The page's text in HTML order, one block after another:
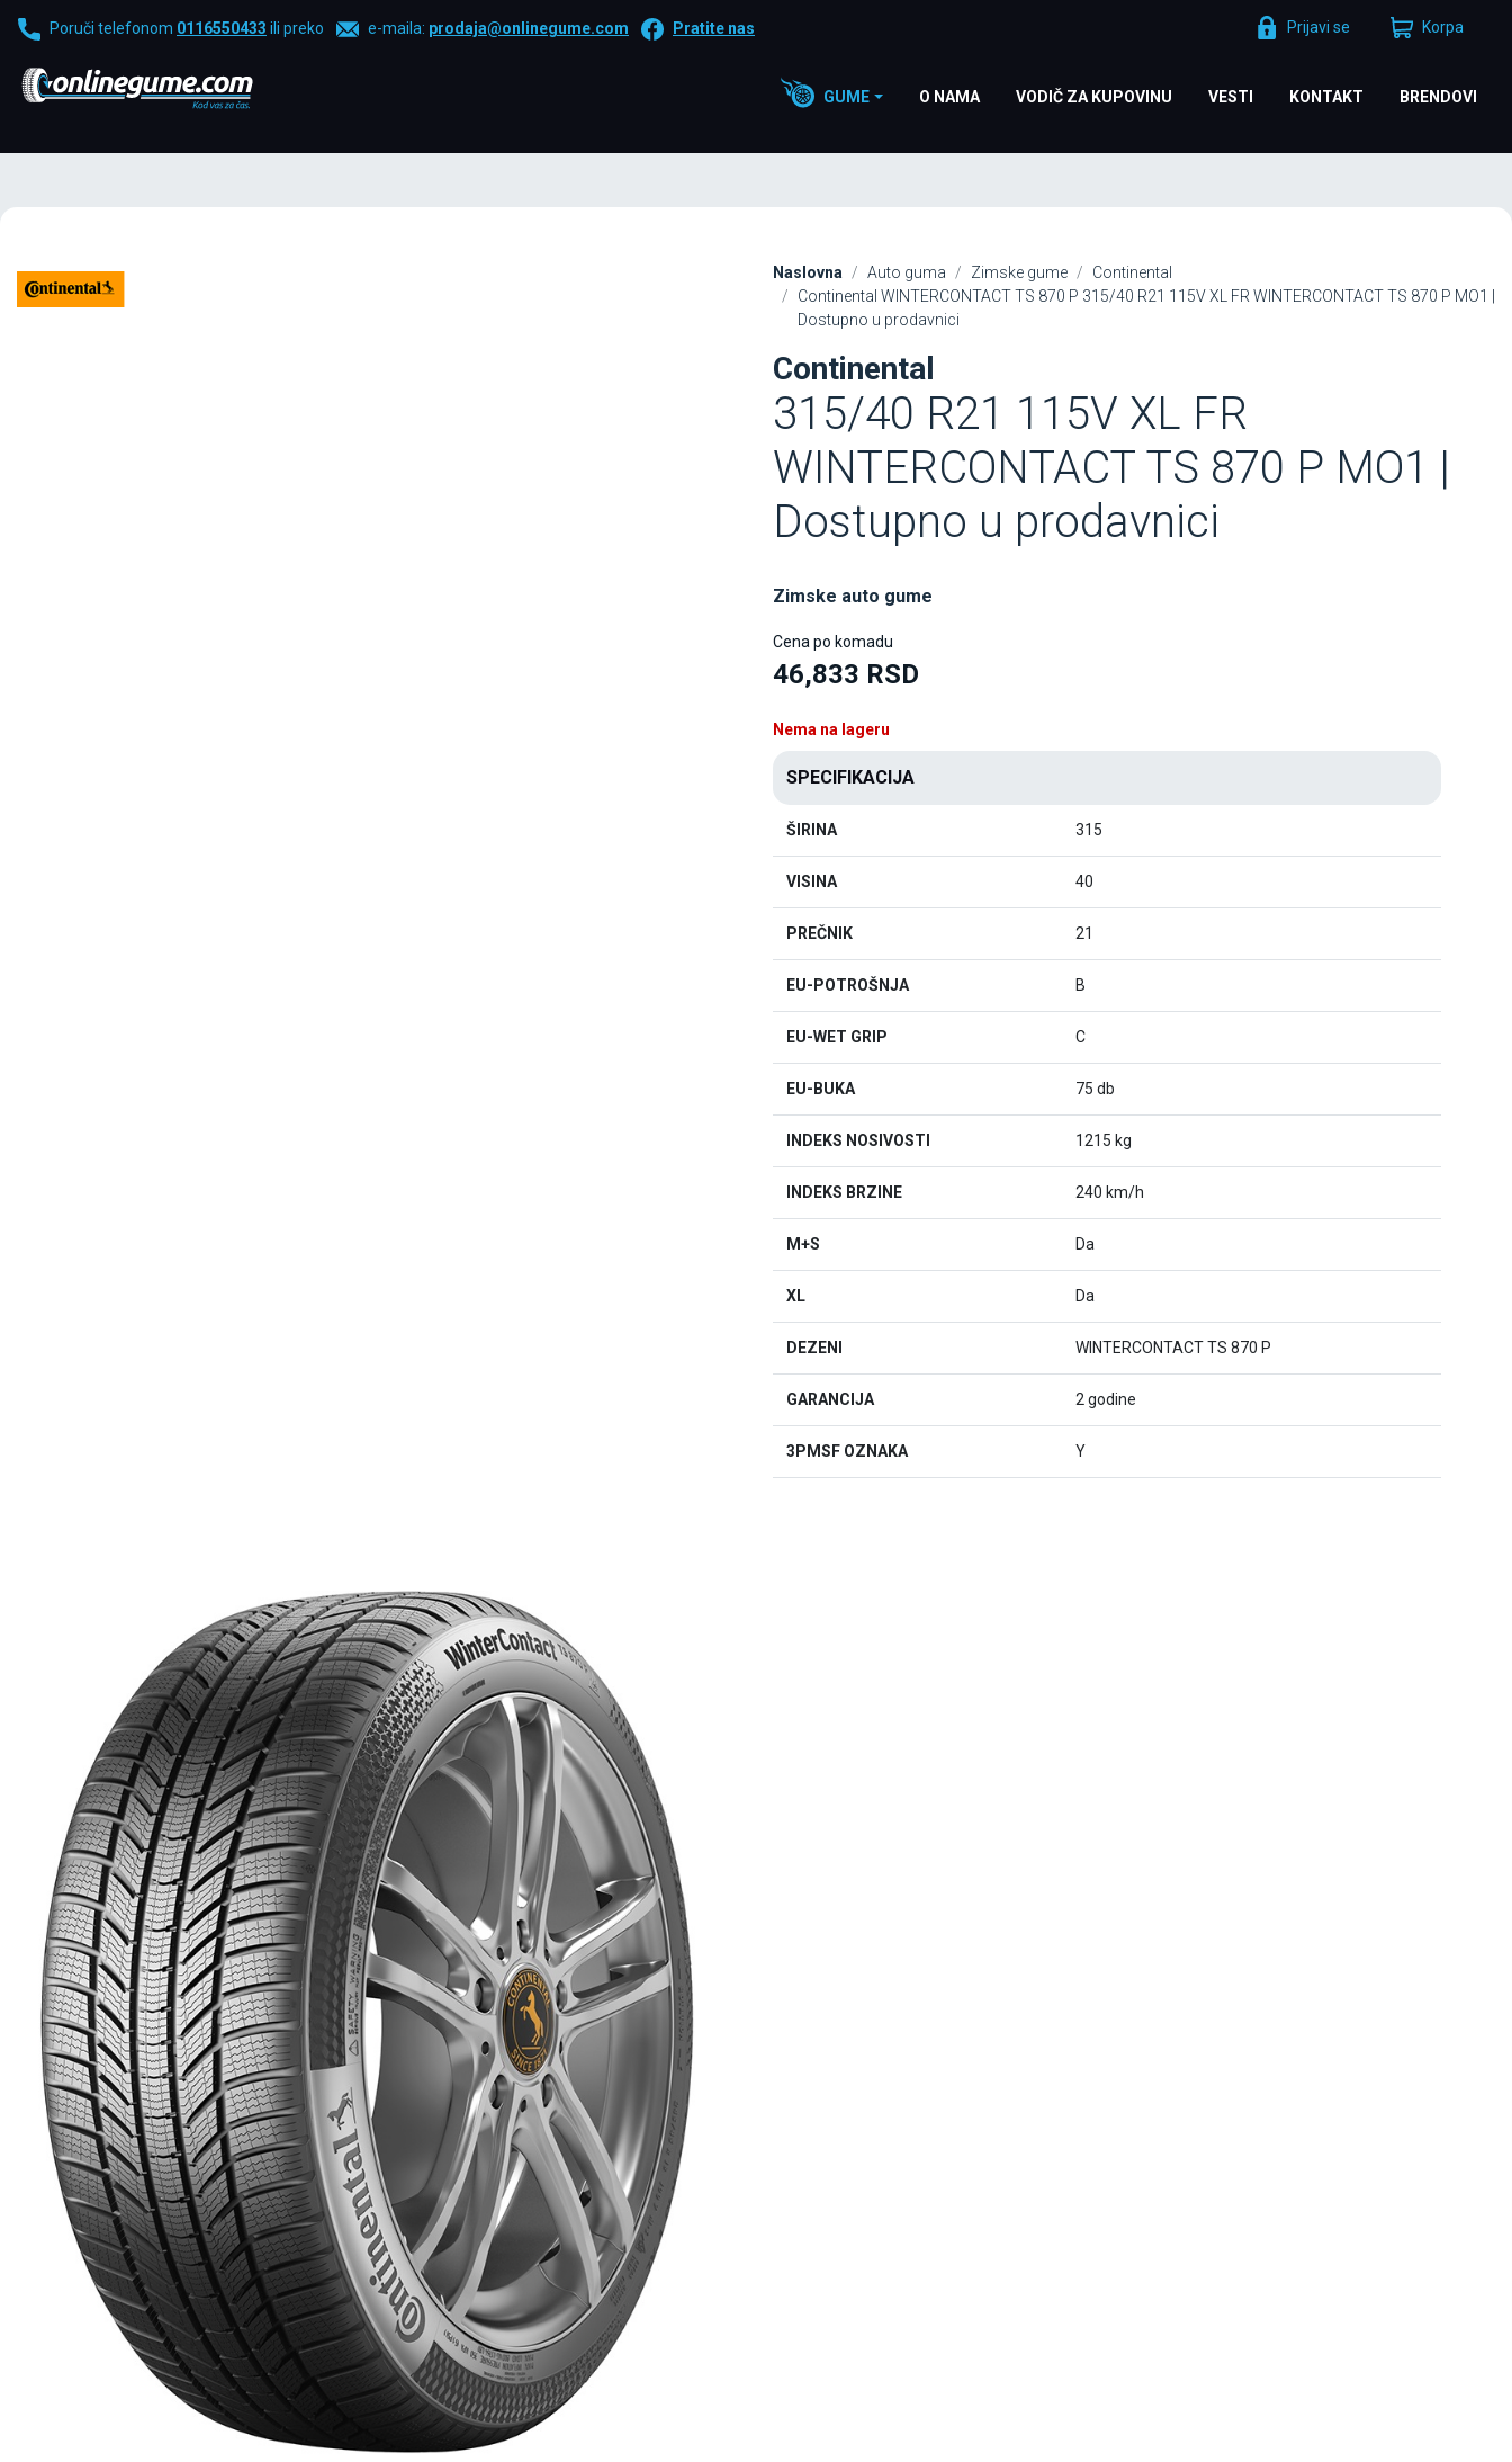
Poruči telefonom 0116550433 ili preko e-maila: prodaja@onlinegume.com Pratite nas Prijavi se Korpa
GUME O NAMA VODIČ ZA KUPOVINU VESTI KONTAKT BRENDOVI
Naslovna Auto guma Zimske gume
Continental
Continental WINTERCONTACT TS 870 P 315/40 R21 115V XL FR WINTERCONTACT TS 870 P MO1 |
Dostupno u prodavnici
Continental
315/40 R21 115V XL FR
WINTERCONTACT TS 870 P MO1 |
Dostupno u prodavnici
Zimske auto gume
Cena po komadu
46,833 RSD
Nema na lageru
SPECIFIKACIJA
ŠIRINA 315
VISINA 40
PREČNIK 21
EU-POTROŠNJA B
EU-WET GRIP C
EU-BUKA 75 db
INDEKS NOSIVOSTI 1215 kg
INDEKS BRZINE 240 km/h
M+S Da
XL Da
DEZENI WINTERCONTACT TS 870 P
GARANCIJA 2 godine
3PMSF OZNAKA Y